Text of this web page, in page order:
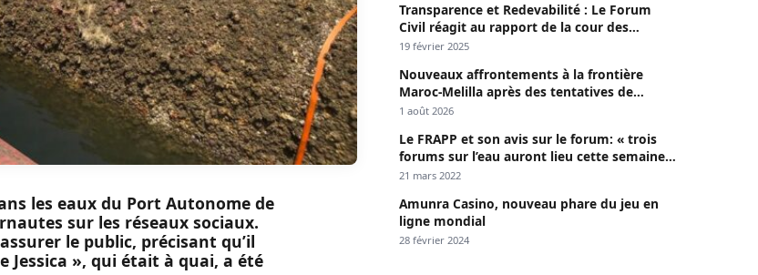
les eaux du Port Autonome de
sur les réseaux sociaux.
le public, précisant qu’il
Jessica », qui était à quai, a été
Transparence et Redevabilité : Le Forum
Civil réagit au rapport de la cour des
comptes
19 février 2025
Nouveaux affrontements à la frontière
Maroc-Melilla après des tentatives de
passage
1 août 2026
Le FRAPP et son avis sur le forum: « trois
forums sur l’eau auront lieu cette semaine à
Dakar »
21 mars 2022
Amunra Casino, nouveau phare du jeu en
ligne mondial
28 février 2024